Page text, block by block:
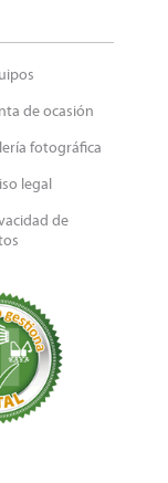
de ocasión
fotográfica
legal
de